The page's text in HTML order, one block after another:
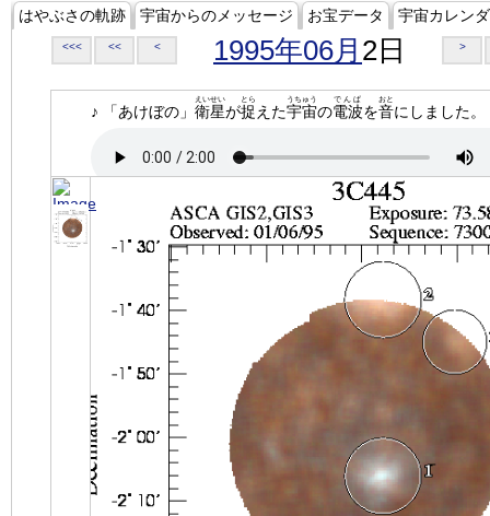
はやぶさの軌跡 宇宙からのメッセージ お宝データ 宇宙カレン
<<< << < 1995年06月 2日 >
♪ 「あけぼの」 衛星
えいせい
が捉
とら
えた宇宙
うちゅう
の電波
でんぱ
を音
おと
にしました。